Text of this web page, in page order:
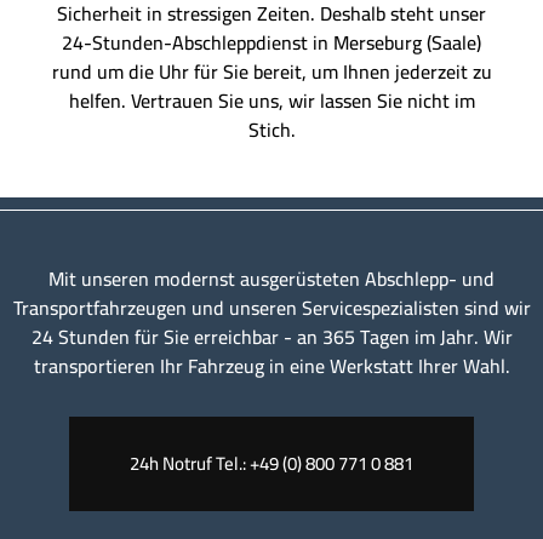
Sicherheit in stressigen Zeiten. Deshalb steht unser
24-Stunden-Abschleppdienst in Merseburg (Saale)
rund um die Uhr für Sie bereit, um Ihnen jederzeit zu
helfen. Vertrauen Sie uns, wir lassen Sie nicht im
Stich.
Mit unseren modernst ausgerüsteten Abschlepp- und
Transportfahrzeugen und unseren Servicespezialisten sind wir
24 Stunden für Sie erreichbar - an 365 Tagen im Jahr. Wir
transportieren Ihr Fahrzeug in eine Werkstatt Ihrer Wahl.
24h Notruf Tel.: +49 (0) 800 771 0 881